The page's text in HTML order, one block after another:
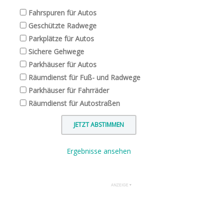
Fahrspuren für Autos
Geschützte Radwege
Parkplätze für Autos
Sichere Gehwege
Parkhäuser für Autos
Räumdienst für Fuß- und Radwege
Parkhäuser für Fahrräder
Räumdienst für Autostraßen
Ergebnisse ansehen